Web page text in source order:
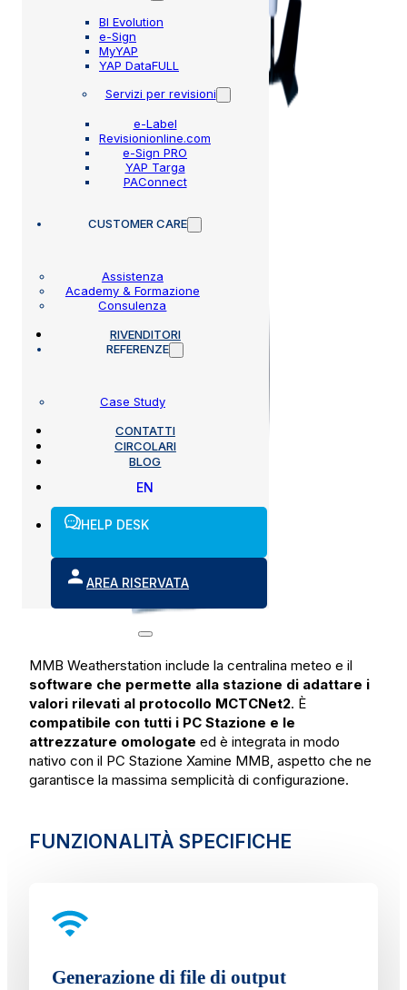
BI Evolution
e-Sign
MyYAP
YAP DataFULL
Servizi per revisioni
e-Label
Revisionionline.com
e-Sign PRO
YAP Targa
PAConnect
CUSTOMER CARE
Assistenza
Academy & Formazione
Consulenza
RIVENDITORI
REFERENZE
Case Study
CONTATTI
CIRCOLARI
BLOG
EN
HELP DESK
AREA RISERVATA
MMB Weatherstation include la centralina meteo e il
software che permette alla stazione di adattare i
valori rilevati al protocollo MCTCNet2. È
compatibile con tutti i PC Stazione e le
attrezzature omologate ed è integrata in modo
nativo con il PC Stazione Xamine MMB, aspetto che ne
garantisce la massima semplicità di configurazione.
FUNZIONALITÀ SPECIFICHE
Generazione di file di output